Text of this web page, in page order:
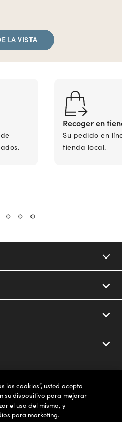
LA VISTA
Recoger en
Su pedido en
tienda local.
las cookies”, usted acepta
su dispositivo para mejorar
el uso del mismo, y
para marketing.